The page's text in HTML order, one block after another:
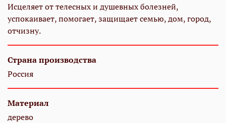
Исцеляет от телесных и душевных болезней,
успокаивает, помогает, защищает семью, дом, город,
отчизну.
Страна производства
Россия
Материал
дерево